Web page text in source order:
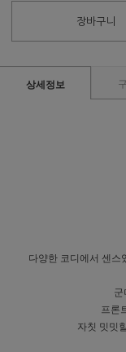
장바구니
상세정보
다양한 코디에서 센스
프론
자칫 밋밋